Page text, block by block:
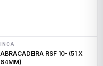
INCA
ABRACADEIRA RSF 10- (51 X
64MM)